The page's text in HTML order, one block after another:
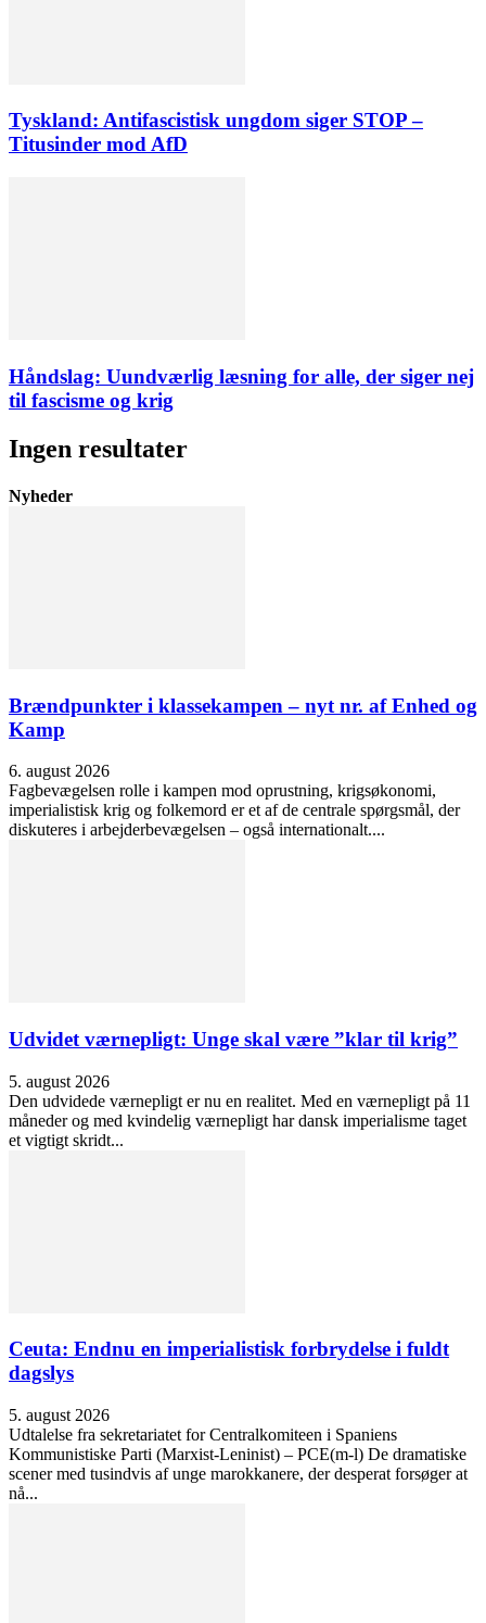
Tyskland: Antifascistisk ungdom siger STOP –
Titusinder mod AfD
Håndslag: Uundværlig læsning for alle, der siger nej
til fascisme og krig
Ingen resultater
Nyheder
Brændpunkter i klassekampen – nyt nr. af Enhed og
Kamp
6. august 2026
Fagbevægelsen rolle i kampen mod oprustning, krigsøkonomi,
imperialistisk krig og folkemord er et af de centrale spørgsmål, der
diskuteres i arbejderbevægelsen – også internationalt....
Udvidet værnepligt: Unge skal være ”klar til krig”
5. august 2026
Den udvidede værnepligt er nu en realitet. Med en værnepligt på 11
måneder og med kvindelig værnepligt har dansk imperialisme taget
et vigtigt skridt...
Ceuta: Endnu en imperialistisk forbrydelse i fuldt
dagslys
5. august 2026
Udtalelse fra sekretariatet for Centralkomiteen i Spaniens
Kommunistiske Parti (Marxist-Leninist) – PCE(m-l) De dramatiske
scener med tusindvis af unge marokkanere, der desperat forsøger at
nå...